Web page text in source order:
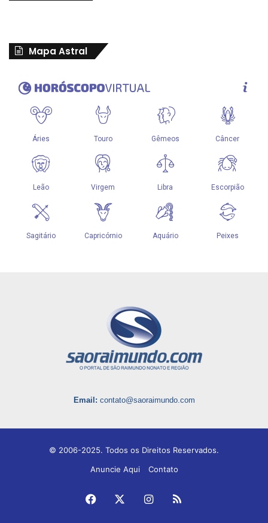
Mapa Astral
Email: contato@saoraimundo.com
© 2006-2025. Todos os Direitos Reservados.
Anuncie Aqui
Contato
Facebook Instagram
RSS